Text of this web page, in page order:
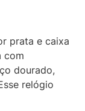
prata e caixa
com
dourado,
relógio